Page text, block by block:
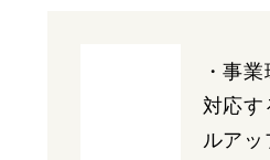
・事
対応す
ルアッ